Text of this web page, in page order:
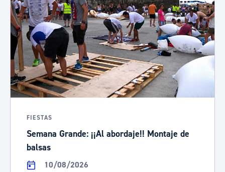
FIESTAS
Semana Grande: ¡¡Al abordaje!! Montaje de
balsas
10/08/2026